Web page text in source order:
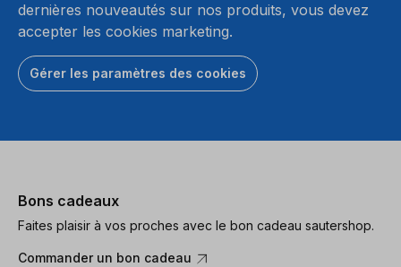
dernières nouveautés sur nos produits, vous devez
accepter les cookies marketing.
Gérer les paramètres des cookies
Bons cadeaux
Faites plaisir à vos proches avec le bon cadeau sautershop.
Commander un bon cadeau